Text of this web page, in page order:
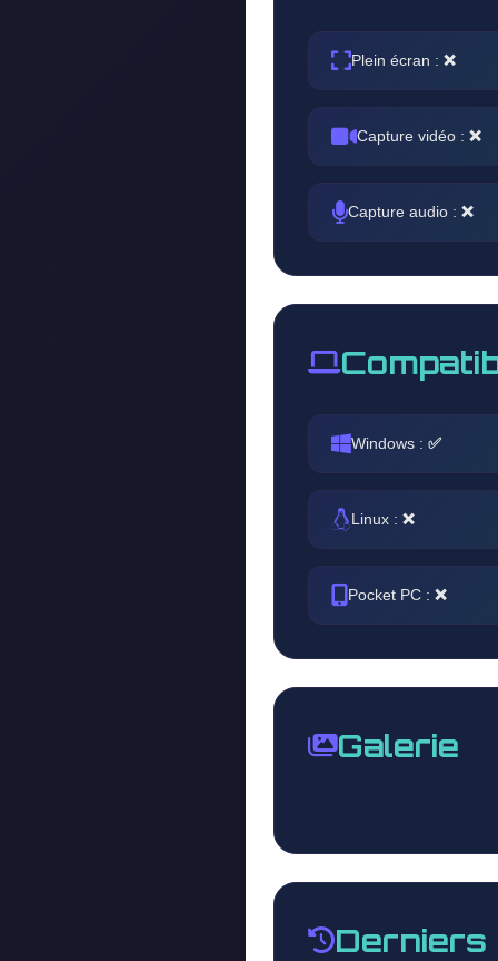
Plein écran : ❌
Capture vidéo : ❌
Capture audio : ❌
Windows : ✅
Linux : ❌
Pocket PC : ❌
Galerie
Derniers